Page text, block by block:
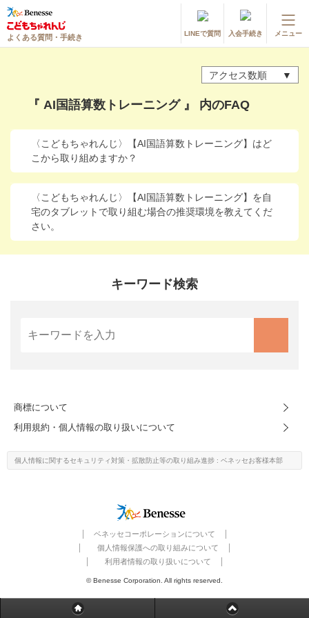
よくある質問・手続き LINEで質問 入会手続き メニュー
よくある質問・お問い合わせ
カテゴリーから探す
お問い合わせ窓口
進研ゼミ 中学講座 中高一貫
会員サイトはこちら
アクセス数順
『 AI国語算数トレーニング 』 内のFAQ
〈こどもちゃれんじ〉【AI国語算数トレーニング】はど
こから取り組めますか？
〈こどもちゃれんじ〉【AI国語算数トレーニング】を自
宅のタブレットで取り組む場合の推奨環境を教えてくだ
さい。
キーワード検索
商標について
利用規約・個人情報の取り扱いについて
個人情報に関するセキュリティ対策・ 拡散防止等の取り組み進捗 : ベネッセお客様本部
ベネッセコーポレーションについて
個人情報保護への取り組みについて
利用者情報の取り扱いについて
© Benesse Corporation. All rights reserved.